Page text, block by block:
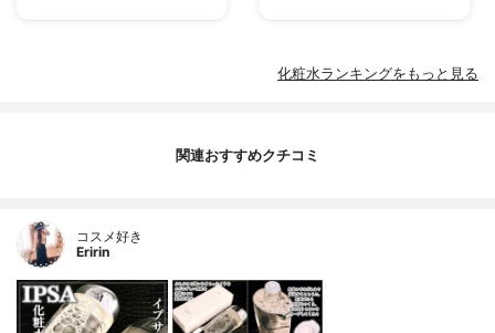
化粧水ランキングをもっと見る
関連おすすめクチコミ
コスメ好き
Eririn